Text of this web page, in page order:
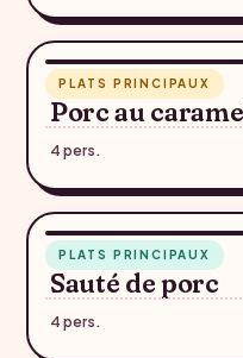
PLATS PRINCIPAUX
Porc au
4 pers.
PLATS PRINCIPAUX
Sauté de porc
4 pers.